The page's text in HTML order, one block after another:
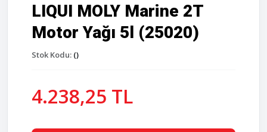
LIQUI MOLY Marine 2T
Motor Yağı 5l (25020)
Stok Kodu: ()
4.238,25 TL